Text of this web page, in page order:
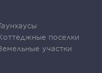
поселки
участки